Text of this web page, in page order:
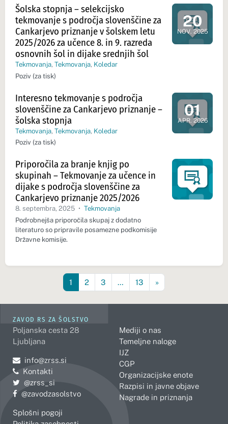
Šolska stopnja – selekcijsko
tekmovanje s področja slovenščine za
Cankarjevo priznanje v šolskem letu
2025/2026 za učence 8. in 9. razreda
osnovnih šol in dijake srednjih šol
Tekmovanja, Tekmovanja, Koledar
Poziv (za tisk)
20
NOV. 2025
Dan
Interesno tekmovanje s področja
slovenščine za Cankarjevo priznanje –
šolska stopnja
Tekmovanja, Tekmovanja, Koledar
Poziv (za tisk)
01
APR. 2026
Dan
Priporočila za branje knjig po
skupinah – Tekmovanje za učence in
dijake s področja slovenščine za
Cankarjevo priznanje 2025/2026
8. septembra, 2025 • Tekmovanja
Podrobnejša priporočila skupaj z dodatno
literaturo so pripravile posamezne podkomisije
Državne komisije.
1 2 3 … 13 »
ZAVOD RS ZA ŠOLSTVO
Poljanska cesta 28
Ljubljana
Pošljite e-mail na
info@zrss.si
Kontakti
Pojdite na Twitter:
@zrss_si
Pojdite na Facebook:
@zavodzasolstvo
Splošni pogoji
Mediji o nas
Temeljne naloge
IJZ
CGP
Organizacijske enote
Razpisi in javne objave
Nagrade in priznanja